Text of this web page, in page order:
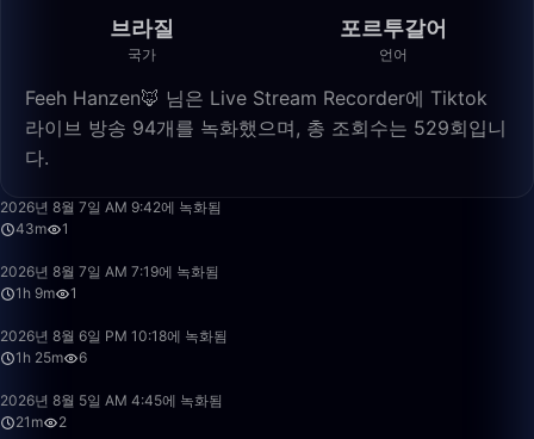
브라질
국가
포르투갈어
언어
Feeh Hanzen🦊 님은 Live Stream Recorder에 Tiktok
라이브 방송 94개를 녹화했으며, 총 조회수는 529회입니
다.
2026년 8월 7일 AM 9:42에 녹화됨
43m
1
2026년 8월 7일 AM 7:19에 녹화됨
1h 9m
1
2026년 8월 6일 PM 10:18에 녹화됨
1h 25m
6
2026년 8월 5일 AM 4:45에 녹화됨
21m
2